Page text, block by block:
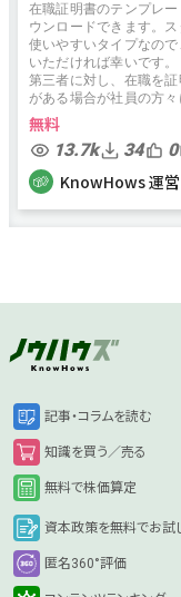
在職証明書のテンプレ
ウンロードできます。
使いやすいタイプなので
いただければ幸いです
第三者に対し、在職を
がある場合が社員の方
無料
13.7k 34 0
KnowHows 運営
記事・コラムを読む
知識を買う／売る
無料で株価算定
資本政策を無料でお試
匿名360°評価